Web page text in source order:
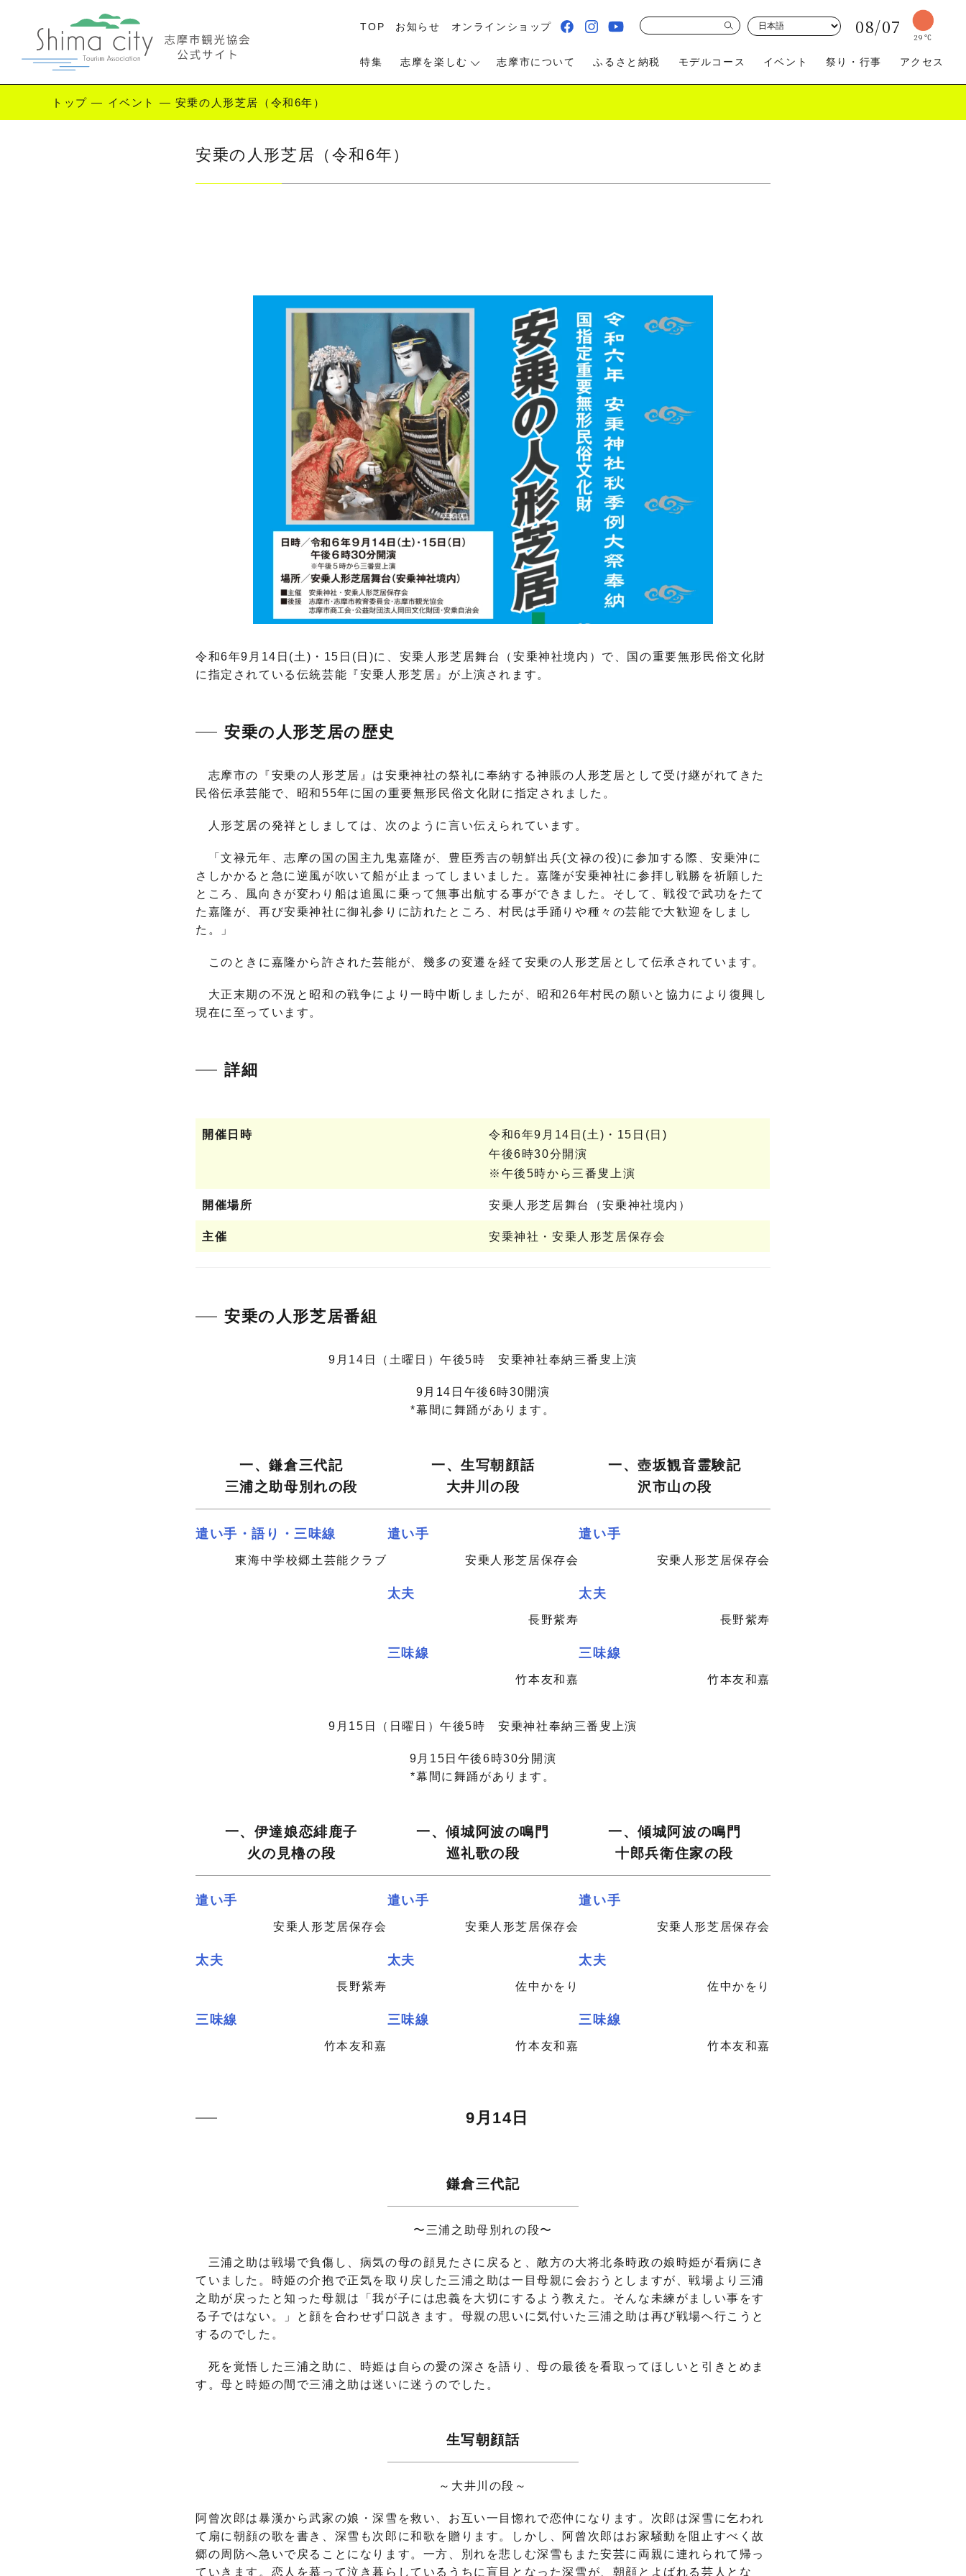
TOP お知らせ オンラインショップ 08/07 29 ℃
特集 志摩を楽しむ
Enjoy Shima
志摩市について ふるさと納税 モデルコース イベント 祭り・行事 アクセス
トップ — イベント — 安乗の人形芝居（令和6年）
安乗の人形芝居（令和6年）
令和6年9月14日(土)・15日(日)に、安乗人形芝居舞台（安乗神社境内）で、国の重要無形民俗文化財
に指定されている伝統芸能『安乗人形芝居』が上演されます。
安乗の人形芝居の歴史
志摩市の『安乗の人形芝居』は安乗神社の祭礼に奉納する神賬の人形芝居として受け継がれてきた
民俗伝承芸能で、昭和55年に国の重要無形民俗文化財に指定されました。
人形芝居の発祥としましては、次のように言い伝えられています。
「文禄元年、志摩の国の国主九鬼嘉隆が、豊臣秀吉の朝鮮出兵(文禄の役)に参加する際、安乗沖に
さしかかると急に逆風が吹いて船が止まってしまいました。嘉隆が安乗神社に参拝し戦勝を祈願した
ところ、風向きが変わり船は追風に乗って無事出航する事ができました。そして、戦役で武功をたて
た嘉隆が、再び安乗神社に御礼参りに訪れたところ、村民は手踊りや種々の芸能で大歓迎をしまし
た。」
このときに嘉隆から許された芸能が、幾多の変遷を経て安乗の人形芝居として伝承されています。
大正末期の不況と昭和の戦争により一時中断しましたが、昭和26年村民の願いと協力により復興し
現在に至っています。
詳細
開催日時
令和6年9月14日(土)・15日(日)
午後6時30分開演
※午後5時から三番叟上演
開催場所 安乗人形芝居舞台（安乗神社境内）
主催 安乗神社・安乗人形芝居保存会
安乗の人形芝居番組
9月14日（土曜日）午後5時 安乗神社奉納三番叟上演
9月14日午後6時30開演
*幕間に舞踊があります。
一、鎌倉三代記
三浦之助母別れの段
遣い手・語り・三味線
東海中学校郷土芸能クラブ
一、生写朝顔話
大井川の段
遣い手
安乗人形芝居保存会
太夫
長野紫寿
三味線
竹本友和嘉
一、壺坂観音霊験記
沢市山の段
遣い手
安乗人形芝居保存会
太夫
長野紫寿
三味線
竹本友和嘉
9月15日（日曜日）午後5時 安乗神社奉納三番叟上演
9月15日午後6時30分開演
*幕間に舞踊があります。
一、伊達娘恋緋鹿子
火の見櫓の段
遣い手
安乗人形芝居保存会
太夫
長野紫寿
三味線
竹本友和嘉
一、傾城阿波の鳴門
巡礼歌の段
遣い手
安乗人形芝居保存会
太夫
佐中かをり
三味線
竹本友和嘉
一、傾城阿波の鳴門
十郎兵衛住家の段
遣い手
安乗人形芝居保存会
太夫
佐中かをり
三味線
竹本友和嘉
9月14日
鎌倉三代記
〜三浦之助母別れの段〜
三浦之助は戦場で負傷し、病気の母の顔見たさに戻ると、敵方の大将北条時政の娘時姫が看病にき
ていました。時姫の介抱で正気を取り戻した三浦之助は一目母親に会おうとしますが、戦場より三浦
之助が戻ったと知った母親は「我が子には忠義を大切にするよう教えた。そんな未練がましい事をす
る子ではない。」と顔を合わせず口説きます。母親の思いに気付いた三浦之助は再び戦場へ行こうと
するのでした。
死を覚悟した三浦之助に、時姫は自らの愛の深さを語り、母の最後を看取ってほしいと引きとめま
す。母と時姫の間で三浦之助は迷いに迷うのでした。
生写朝顔話
～大井川の段～
阿曾次郎は暴漢から武家の娘・深雪を救い、お互い一目惚れで恋仲になります。次郎は深雪に乞われ
て扇に朝顔の歌を書き、深雪も次郎に和歌を贈ります。しかし、阿曾次郎はお家騒動を阻止すべく故
郷の周防へ急いで戻ることになります。一方、別れを悲しむ深雪もまた安芸に両親に連れられて帰っ
ていきます。恋人を慕って泣き暮らしているうちに盲目となった深雪が、朝顔とよばれる芸人とな